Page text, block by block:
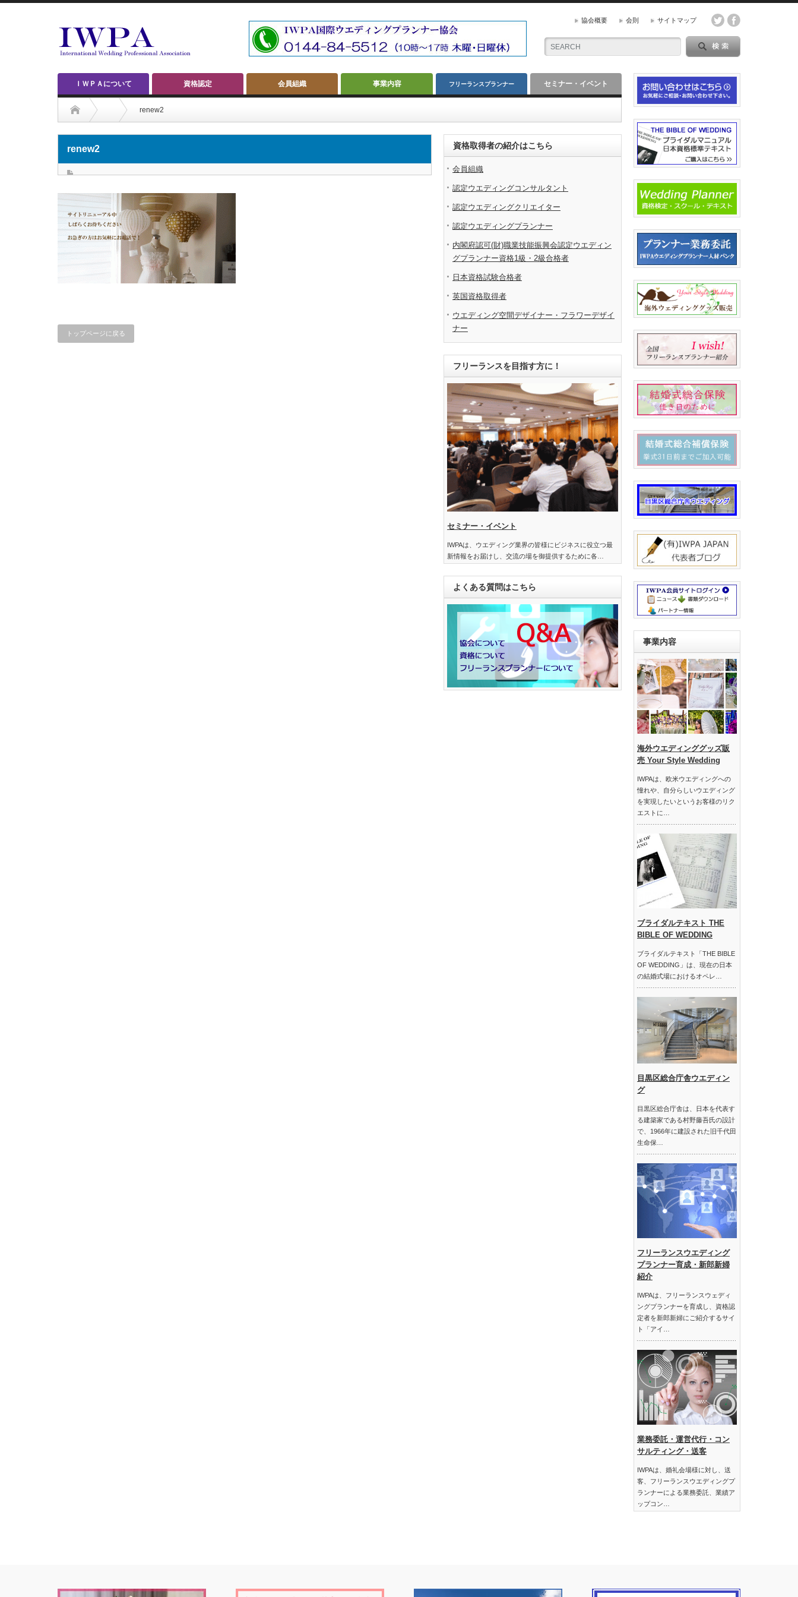
協会概要 会則 サイトマップ
ＩＷＰＡについて 資格認定 会員組織 事業内容 フリーランスプランナー セミナー・イベント
renew2
renew2
トップページに戻る
資格取得者の紹介はこちら
会員組織
認定ウエディングコンサルタント
認定ウエディングクリエイター
認定ウエディングプランナー
内閣府認可(財)職業技能振興会認定ウエディン
グプランナー資格1級・2級合格者
日本資格試験合格者
英国資格取得者
ウエディング空間デザイナー・フラワーデザイ
ナー
フリーランスを目指す方に！
セミナー・イベント
IWPAは、ウエディング業界の皆様にビジネスに役立つ最
新情報をお届けし、交流の場を御提供するために各…
よくある質問はこちら
事業内容
海外ウエディンググッズ販
売 Your Style Wedding
IWPAは、欧米ウエディングへの
憧れや、自分らしいウエディング
を実現したいというお客様のリク
エストに…
ブライダルテキスト THE
BIBLE OF WEDDING
ブライダルテキスト「THE BIBLE
OF WEDDING」は、現在の日本
の結婚式場におけるオペレ…
目黒区総合庁舎ウエディン
グ
目黒区総合庁舎は、日本を代表す
る建築家である村野藤吾氏の設計
で、1966年に建設された旧千代田
生命保…
フリーランスウエディング
プランナー育成・新郎新婦
紹介
IWPAは、フリーランスウェディ
ングプランナーを育成し、資格認
定者を新郎新婦にご紹介するサイ
ト「アイ…
業務委託・運営代行・コン
サルティング・送客
IWPAは、婚礼会場様に対し、送
客、フリーランスウエディングプ
ランナーによる業務委託、業績ア
ップコン…